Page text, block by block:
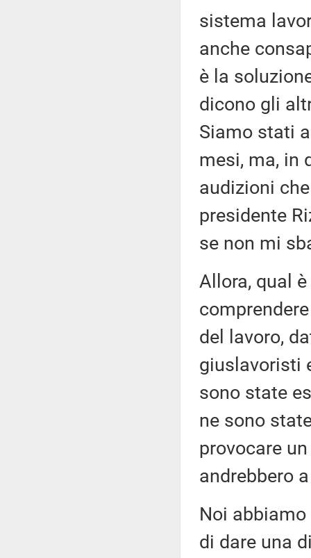
sistema
anche
è la
dicono gli
Siamo stati
mesi, ma, in
audizioni
presidente
se non mi
Allora, qual
del lavoro,
giuslavoristi
sono state
ne sono
provocare
andrebbero
Noi
di dare una